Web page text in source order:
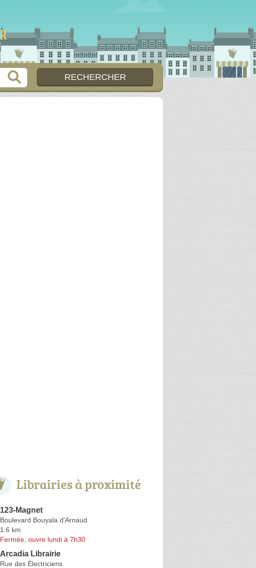
Librairies à proximité
123-Magnet
Boulevard Bouyala d'Arnaud
1.6 km
Fermée, ouvre lundi à 7h30
Arcadia Librairie
Rue des Électriciens